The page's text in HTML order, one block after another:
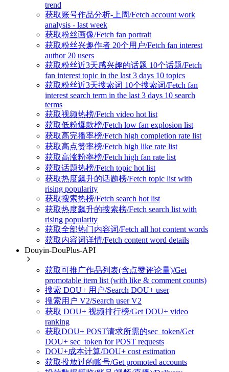
trend
获取账号作品分析-上周/Fetch account work
analysis - last week
获取粉丝画像/Fetch fan portrait
获取粉丝兴趣作者 20个用户/Fetch fan interest
author 20 users
获取粉丝近3天感兴趣的话题 10个话题/Fetch
fan interest topic in the last 3 days 10 topics
获取粉丝近3天搜索词 10个搜索词/Fetch fan
interest search term in the last 3 days 10 search
terms
获取视频热榜/Fetch video hot list
获取低粉爆款榜/Fetch low fan explosion list
获取高完播率榜/Fetch high completion rate list
获取高点赞率榜/Fetch high like rate list
获取高涨粉率榜/Fetch high fan rate list
获取话题热榜/Fetch topic hot list
获取热度飙升的话题榜/Fetch topic list with
rising popularity
获取搜索热榜/Fetch search hot list
获取热度飙升的搜索榜/Fetch search list with
rising popularity
获取全部热门内容词/Fetch all hot content words
获取内容词详情/Fetch content word details
Douyin-DouPlus-API
获取可推广作品列表(含点赞评论量)/Get
promotable item list (with like & comment counts)
搜索 DOU+ 用户/Search DOU+ user
搜索用户 V2/Search user V2
获取 DOU+ 视频排行榜/Get DOU+ video
ranking
获取DOU+ POST请求所需的sec_token/Get
DOU+ sec_token for POST requests
DOU+成本计算/DOU+ cost estimation
获取投放过的账号/Get promoted accounts